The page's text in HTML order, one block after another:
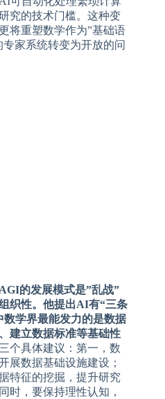
究的技术门槛。这种变
将重塑数学作为”基础语
家系统转变为开放的问
的发展模式是”乱战”
织性。他提出AI有“三条
数学界最能发力的是数据
建立数据标准等基础性
个具体建议：第一，数
展数据基础设施建设；
特征的挖掘，提升研究
时，要保持理性认知，